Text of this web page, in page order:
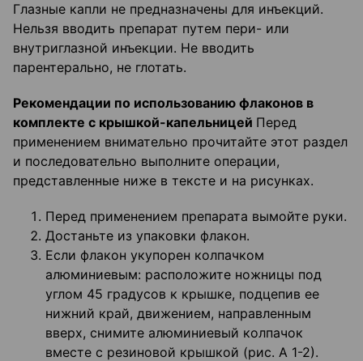
Глазные капли не предназначены для инъекций.
Нельзя вводить препарат путем пери- или
внутриглазной инъекции. Не вводить
парентерально, не глотать.
Рекомендации по использованию флаконов в
комплекте с крышкой-капельницей Перед
применением внимательно прочитайте этот раздел
и последовательно выполните операции,
представленные ниже в тексте и на рисунках.
Перед применением препарата вымойте руки.
Достаньте из упаковки флакон.
Если флакон укупорен колпачком
алюминиевым: расположите ножницы под
углом 45 градусов к крышке, подцепив ее
нижний край, движением, направленным
вверх, снимите алюминиевый колпачок
вместе с резиновой крышкой (рис. А 1-2).